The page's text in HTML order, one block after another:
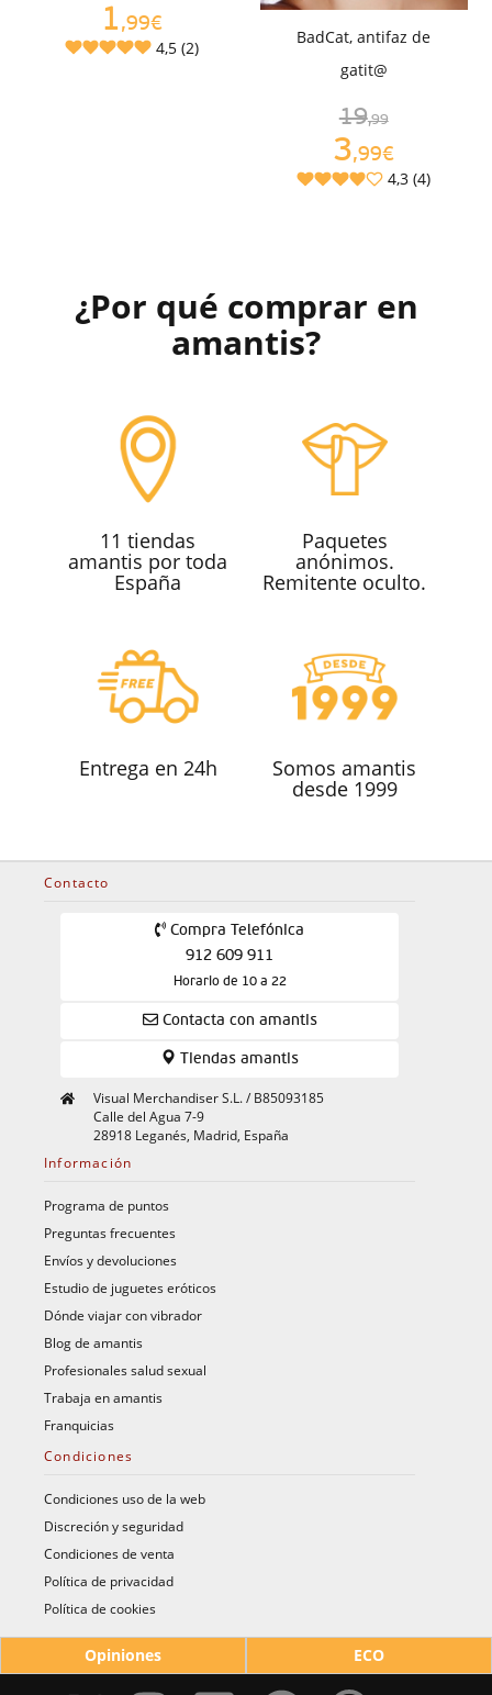
1,99€
4,5 (2)
BadCat, antifaz de
gatit@
19,99
3,99€
4,3 (4)
¿Por qué comprar en
amantis?
11 tiendas
amantis por toda
España
Paquetes
anónimos.
Remitente oculto.
Entrega en 24h Somos amantis
desde 1999
Contacto
Compra Telefónica
912 609 911
Horario de 10 a 22
Contacta con amantis
Tiendas amantis
Visual Merchandiser S.L. / B85093185
Calle del Agua 7-9
28918 Leganés, Madrid, España
Información
Programa de puntos
Preguntas frecuentes
Envíos y devoluciones
Estudio de juguetes eróticos
Dónde viajar con vibrador
Blog de amantis
Profesionales salud sexual
Trabaja en amantis
Franquicias
Condiciones
Condiciones uso de la web
Discreción y seguridad
Condiciones de venta
Política de privacidad
Política de cookies
Opiniones ECO